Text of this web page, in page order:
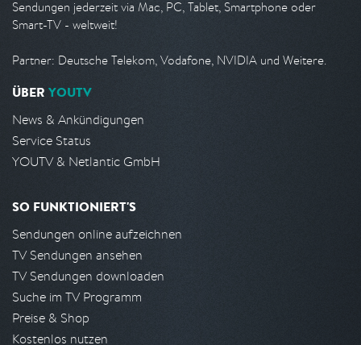
Sendungen jederzeit via Mac, PC, Tablet, Smartphone oder
Smart-TV - weltweit!
Partner: Deutsche Telekom, Vodafone, NVIDIA und Weitere.
ÜBER YOUTV
News & Ankündigungen
Service Status
YOUTV & Netlantic GmbH
SO FUNKTIONIERT'S
Sendungen online aufzeichnen
TV Sendungen ansehen
TV Sendungen downloaden
Suche im TV Programm
Preise & Shop
Kostenlos nutzen